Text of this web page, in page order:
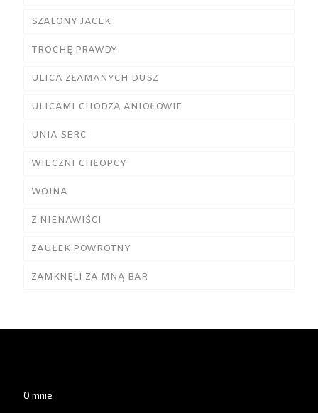
SZALONY JACEK
TROCHĘ PRAWDY
ULICA ZŁAMANYCH DUSZ
ULICAMI CHODZĄ ANIOŁOWIE
UNIA SERC
WIECZNI CHŁOPCY
WOJNA
Z NIENAWIŚCI
ZAUŁEK POWROTNY
ZAMKNĘLI ZA MNĄ BAR
O mnie